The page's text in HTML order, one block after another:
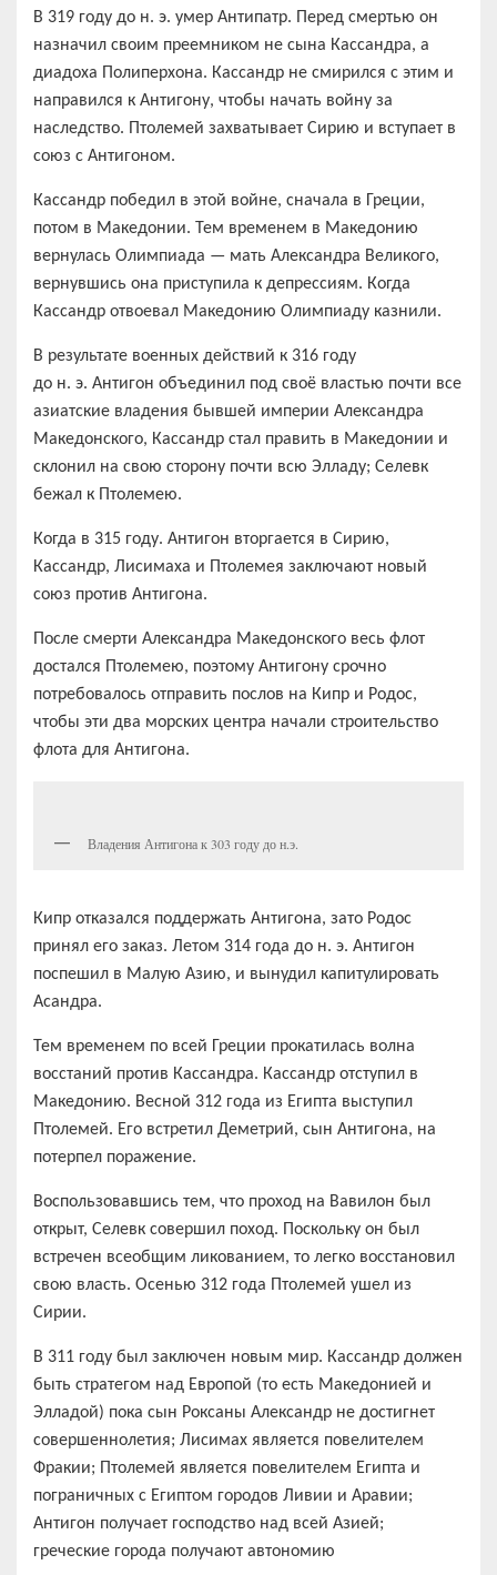
В 319 году до н. э. умер Антипатр. Перед смертью он
назначил своим преемником не сына Кассандра, а
диадоха Полиперхона. Кассандр не смирился с этим и
направился к Антигону, чтобы начать войну за
наследство. Птолемей захватывает Сирию и вступает в
союз с Антигоном.
Кассандр победил в этой войне, сначала в Греции,
потом в Македонии. Тем временем в Македонию
вернулась Олимпиада — мать Александра Великого,
вернувшись она приступила к депрессиям. Когда
Кассандр отвоевал Македонию Олимпиаду казнили.
В результате военных действий к 316 году
до н. э. Антигон объединил под своё властью почти все
азиатские владения бывшей империи Александра
Македонского, Кассандр стал править в Македонии и
склонил на свою сторону почти всю Элладу; Селевк
бежал к Птолемею.
Когда в 315 году. Антигон вторгается в Сирию,
Кассандр, Лисимаха и Птолемея заключают новый
союз против Антигона.
После смерти Александра Македонского весь флот
достался Птолемею, поэтому Антигону срочно
потребовалось отправить послов на Кипр и Родос,
чтобы эти два морских центра начали строительство
флота для Антигона.
Владения Антигона к 303 году до н.э.
Кипр отказался поддержать Антигона, зато Родос
принял его заказ. Летом 314 года до н. э. Антигон
поспешил в Малую Азию, и вынудил капитулировать
Асандра.
Тем временем по всей Греции прокатилась волна
восстаний против Кассандра. Кассандр отступил в
Македонию. Весной 312 года из Египта выступил
Птолемей. Его встретил Деметрий, сын Антигона, на
потерпел поражение.
Воспользовавшись тем, что проход на Вавилон был
открыт, Селевк совершил поход. Поскольку он был
встречен всеобщим ликованием, то легко восстановил
свою власть. Осенью 312 года Птолемей ушел из
Сирии.
В 311 году был заключен новым мир. Кассандр должен
быть стратегом над Европой (то есть Македонией и
Элладой) пока сын Роксаны Александр не достигнет
совершеннолетия; Лисимах является повелителем
Фракии; Птолемей является повелителем Египта и
пограничных с Египтом городов Ливии и Аравии;
Антигон получает господство над всей Азией;
греческие города получают автономию